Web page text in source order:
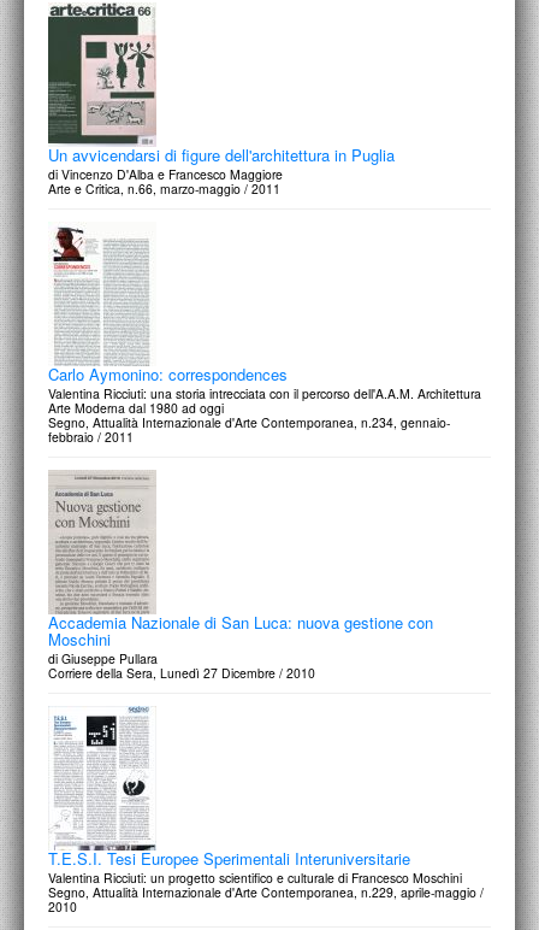
Un avvicendarsi di figure dell'architettura in Puglia
di Vincenzo D'Alba e Francesco Maggiore
Arte e Critica, n.66, marzo-maggio / 2011
Carlo Aymonino: correspondences
Valentina Ricciuti: una storia intrecciata con il percorso dell'A.A.M. Architettura
Arte Moderna dal 1980 ad oggi
Segno, Attualità Internazionale d'Arte Contemporanea, n.234, gennaio-
febbraio / 2011
Accademia Nazionale di San Luca: nuova gestione con
Moschini
di Giuseppe Pullara
Corriere della Sera, Lunedì 27 Dicembre / 2010
T.E.S.I. Tesi Europee Sperimentali Interuniversitarie
Valentina Ricciuti: un progetto scientifico e culturale di Francesco Moschini
Segno, Attualità Internazionale d'Arte Contemporanea, n.229, aprile-maggio /
2010